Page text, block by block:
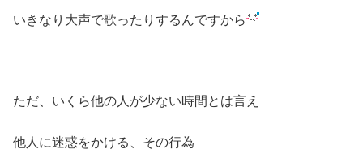
いきなり大声で歌ったりするんですから
ただ、いくら他の人が少ない時間とは言え
他人に迷惑をかける、その行為